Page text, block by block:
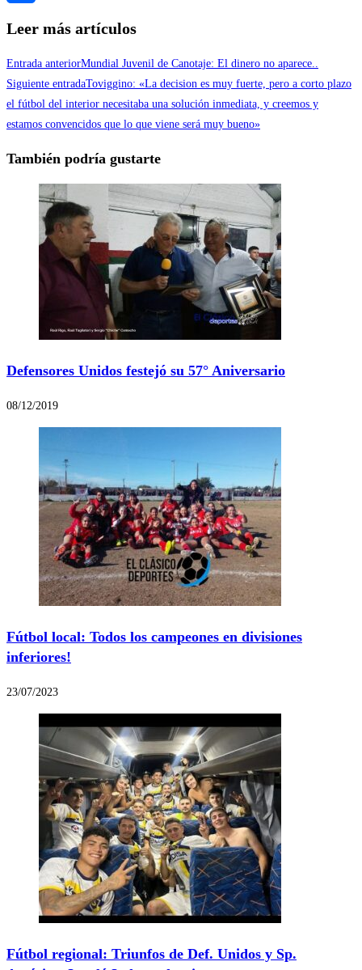
Leer más artículos
Entrada anteriorMundial Juvenil de Canotaje: El dinero no aparece..
Siguiente entradaToviggino: «La decision es muy fuerte, pero a corto plazo
el fútbol del interior necesitaba una solución inmediata, y creemos y
estamos convencidos que lo que viene será muy bueno»
También podría gustarte
Defensores Unidos festejó su 57° Aniversario
08/12/2019
Fútbol local: Todos los campeones en divisiones
inferiores!
23/07/2023
Fútbol regional: Triunfos de Def. Unidos y Sp.